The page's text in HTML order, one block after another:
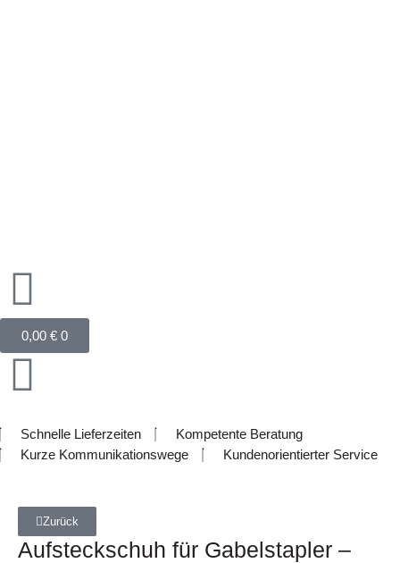
0,00 € 0
Warenkorb
Schnelle Lieferzeiten
Kompetente Beratung
Kurze Kommunikationswege
Kundenorientierter Service
Zurück
Aufsteckschuh für Gabelstapler –